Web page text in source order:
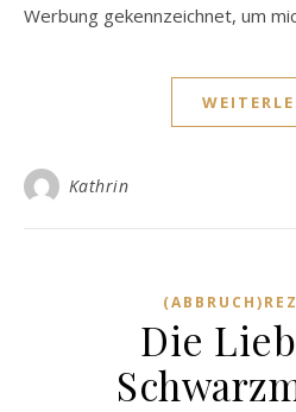
Werbung gekennzeichnet, um
Kathrin
Die